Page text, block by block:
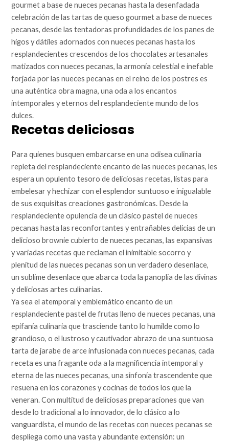
gourmet a base de nueces pecanas hasta la desenfadada
celebración de las tartas de queso gourmet a base de nueces
pecanas, desde las tentadoras profundidades de los panes de
higos y dátiles adornados con nueces pecanas hasta los
resplandecientes crescendos de los chocolates artesanales
matizados con nueces pecanas, la armonía celestial e inefable
forjada por las nueces pecanas en el reino de los postres es
una auténtica obra magna, una oda a los encantos
intemporales y eternos del resplandeciente mundo de los
dulces.
Recetas deliciosas
Para quienes busquen embarcarse en una odisea culinaria
repleta del resplandeciente encanto de las nueces pecanas, les
espera un opulento tesoro de deliciosas recetas, listas para
embelesar y hechizar con el esplendor suntuoso e inigualable
de sus exquisitas creaciones gastronómicas. Desde la
resplandeciente opulencia de un clásico pastel de nueces
pecanas hasta las reconfortantes y entrañables delicias de un
delicioso brownie cubierto de nueces pecanas, las expansivas
y variadas recetas que reclaman el inimitable socorro y
plenitud de las nueces pecanas son un verdadero desenlace,
un sublime desenlace que abarca toda la panoplia de las divinas
y deliciosas artes culinarias.
Ya sea el atemporal y emblemático encanto de un
resplandeciente pastel de frutas lleno de nueces pecanas, una
epifanía culinaria que trasciende tanto lo humilde como lo
grandioso, o el lustroso y cautivador abrazo de una suntuosa
tarta de jarabe de arce infusionada con nueces pecanas, cada
receta es una fragante oda a la magnificencia intemporal y
eterna de las nueces pecanas, una sinfonía trascendente que
resuena en los corazones y cocinas de todos los que la
veneran. Con multitud de deliciosas preparaciones que van
desde lo tradicional a lo innovador, de lo clásico a lo
vanguardista, el mundo de las recetas con nueces pecanas se
despliega como una vasta y abundante extensión: un